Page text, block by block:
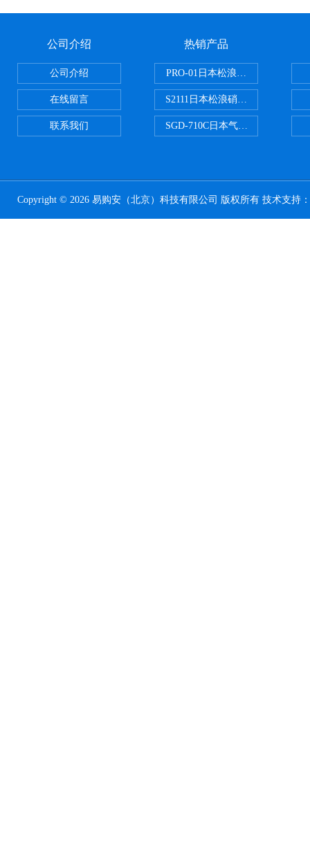
公司介绍
公司介绍
在线留言
联系我们
热销产品
PRO-01日本松浪硝子玻璃制品载
S2111日本松浪硝子载玻片
SGD-710C日本气体分割器
Copyright © 2026 易购安（北京）科技有限公司 版权所有 技术支持：